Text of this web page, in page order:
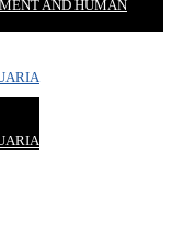
AND HUMAN